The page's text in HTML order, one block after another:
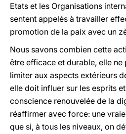
Etats et les Organisations
sentent appelés à travailler
promotion de la paix avec un
Nous savons combien cette
être efficace et durable, elle ne
limiter aux aspects extérieurs
elle doit influer sur les esprits
conscience renouvelée de la
réaffirmer avec force: une
que si, à tous les niveaux, on